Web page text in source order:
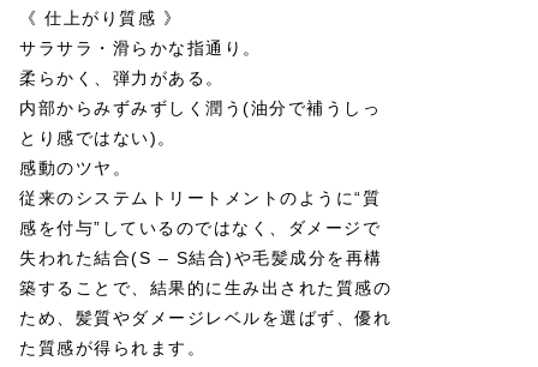
《 仕上がり質感 》
サラサラ・滑らかな指通り。
柔らかく、弾力がある。
内部からみずみずしく潤う(油分で補うしっ
とり感ではない)。
感動のツヤ。
従来のシステムトリートメントのように“質
感を付与”しているのではなく、ダメージで
失われた結合(S – S結合)や毛髪成分を再構
築することで、結果的に生み出された質感の
ため、髪質やダメージレベルを選ばず、優れ
た質感が得られます。